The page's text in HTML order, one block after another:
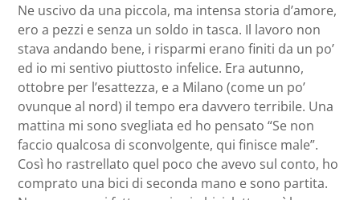
Ne uscivo da una piccola, ma intensa storia d’amore,
ero a pezzi e senza un soldo in tasca. Il lavoro non
stava andando bene, i risparmi erano finiti da un po’
ed io mi sentivo piuttosto infelice. Era autunno,
ottobre per l’esattezza, e a Milano (come un po’
ovunque al nord) il tempo era davvero terribile. Una
mattina mi sono svegliata ed ho pensato “Se non
faccio qualcosa di sconvolgente, qui finisce male”.
Così ho rastrellato quel poco che avevo sul conto, ho
comprato una bici di seconda mano e sono partita.